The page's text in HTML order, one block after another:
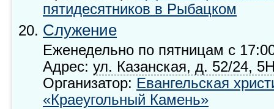
пятидесятников в Рыбацком
Служение
Еженедельно по пятницам с
Адрес: ул. Казанская, д. 52/24,
Организатор: Евангельская
«Краеугольный Камень»